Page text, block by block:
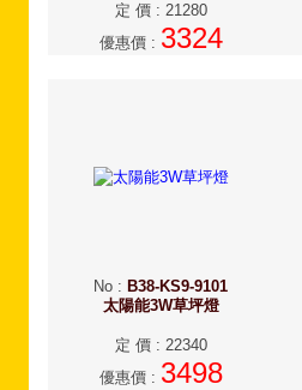
定 價: 21280
優惠價: 3324
No : B38-KS9-9101
太陽能3W草坪燈
定 價: 22340
優惠價: 3498